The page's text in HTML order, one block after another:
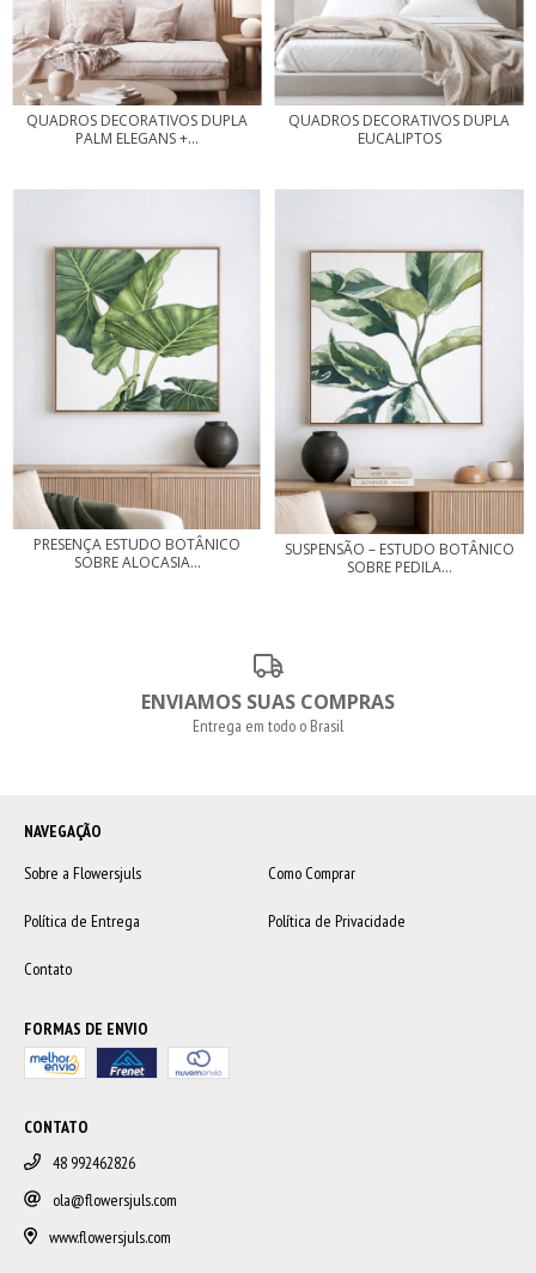
QUADROS DECORATIVOS DUPLA
PALM ELEGANS +...
QUADROS DECORATIVOS DUPLA
EUCALIPTOS
PRESENÇA ESTUDO BOTÂNICO
SOBRE ALOCASIA...
SUSPENSÃO – ESTUDO BOTÂNICO
SOBRE PEDILA...
ENVIAMOS SUAS COMPRAS
Entrega em todo o Brasil
NAVEGAÇÃO
Sobre a Flowersjuls
Como Comprar
Política de Entrega Política de Privacidade
Contato
FORMAS DE ENVIO
CONTATO
48 992462826
ola@flowersjuls.com
www.flowersjuls.com